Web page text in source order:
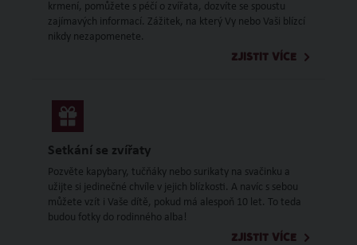
krmení, pomůžete s péčí o zvířata, dozvíte se spoustu
zajímavých informací. Zážitek, na který Vy nebo Vaši blízcí
nikdy nezapomenete.
ZJISTIT VÍCE
Setkání se zvířaty
Pozvěte kapybary, tučňáky nebo surikaty na svačinku a
užijte si jedinečné chvíle v jejich blízkosti. A navíc s sebou
můžete vzít i Vaše dítě, pokud má alespoň 10 let. To teda
budou fotky do rodinného alba!
ZJISTIT VÍCE